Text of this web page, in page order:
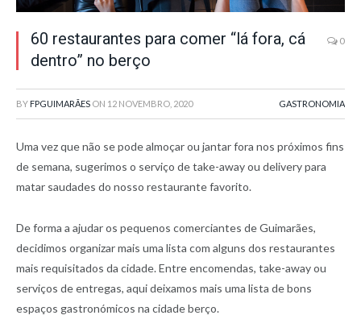
60 restaurantes para comer “lá fora, cá
dentro” no berço
0
BY FPGUIMARÃES ON 12 NOVEMBRO, 2020 GASTRONOMIA
Uma vez que não se pode almoçar ou jantar fora nos próximos fins
de semana, sugerimos o serviço de take-away ou delivery para
matar saudades do nosso restaurante favorito.
De forma a ajudar os pequenos comerciantes de Guimarães,
decidimos organizar mais uma lista com alguns dos restaurantes
mais requisitados da cidade. Entre encomendas, take-away ou
serviços de entregas, aqui deixamos mais uma lista de bons
espaços gastronómicos na cidade berço.